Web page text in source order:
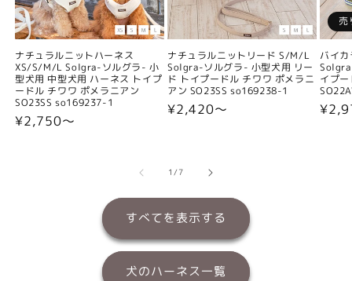
ナチュラルニットハーネス
XS/S/M/L Solgra-ソルグラ- 小
型犬用 中型犬用 ハーネス トイプ
ードル チワワ ポメラニアン
SO23SS so169237-1
通
¥2,750〜
ナチュラルニットリード S/M/L
Solgra-ソルグラ- 小型犬用 リー
ド トイプードル チワワ ポメラニ
アン SO23SS so169238-1
通
¥2,420〜
売
バイ
イプ
通
1/の
7
すべてを表示する
犬のハーネス一覧